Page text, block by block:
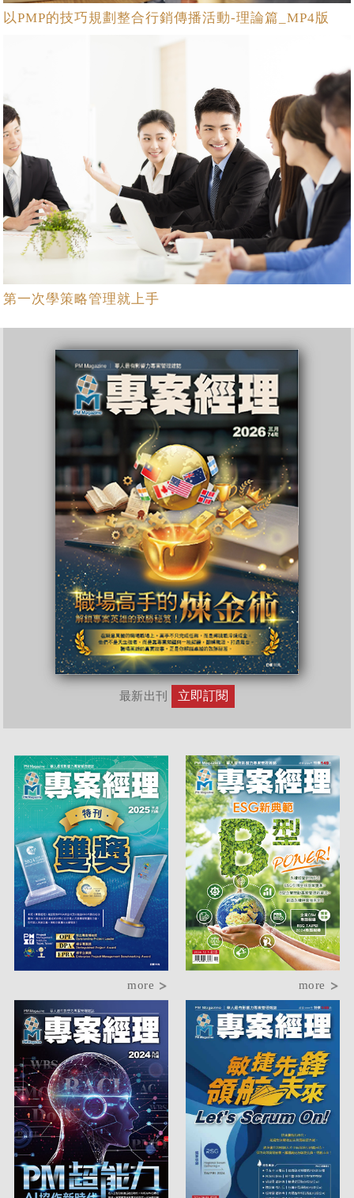
以PMP的技巧規劃整合行銷傳播活動-理論篇_MP4版
第一次學策略管理就上手
最新出刊 立即訂閱
more more